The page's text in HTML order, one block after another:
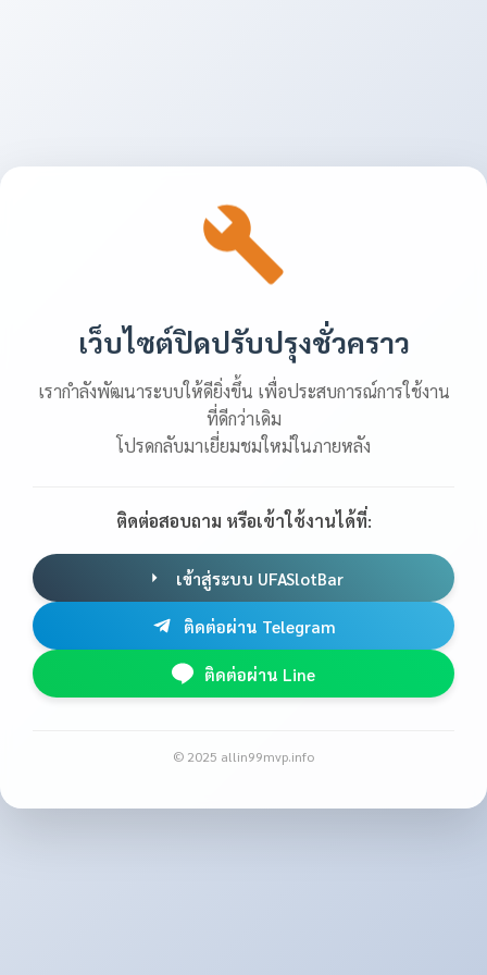
เว็บไซต์ปิดปรับปรุงชั่วคราว
เรากำลังพัฒนาระบบให้ดียิ่งขึ้น เพื่อประสบการณ์การใช้งาน
ที่ดีกว่าเดิม
โปรดกลับมาเยี่ยมชมใหม่ในภายหลัง
ติดต่อสอบถาม หรือเข้าใช้งานได้ที่:
เข้าสู่ระบบ UFASlotBar
ติดต่อผ่าน Telegram
ติดต่อผ่าน Line
© 2025 allin99mvp.info